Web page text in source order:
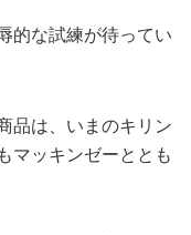
的な試練が待ってい
品は、いまのキリン
マッキンゼーととも